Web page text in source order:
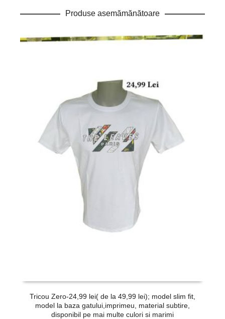
Produse asemămănătoare
Tricou Zero-24,99 lei( de la 49,99 lei); model slim fit,
model la baza gatului,imprimeu, material subtire,
disponibil pe mai multe culori si marimi